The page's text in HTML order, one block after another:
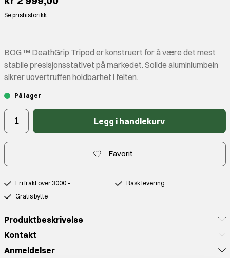
Se prishistorikk
BOG ™ DeathGrip Tripod er konstruert for å være det mest
stabile presisjonsstativet på markedet. Solide aluminiumbein
sikrer uovertruffen holdbarhet i felten.
På lager
Legg i handlekurv
Favorit
Fri frakt over 3000.-
Rask levering
Gratis bytte
Produktbeskrivelse
Kontakt
Anmeldelser